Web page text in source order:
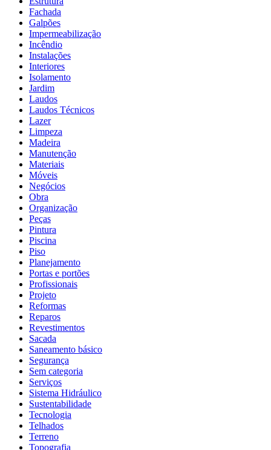
Fachada
Galpões
Impermeabilização
Incêndio
Instalações
Interiores
Isolamento
Jardim
Laudos
Laudos Técnicos
Lazer
Limpeza
Madeira
Manutenção
Materiais
Móveis
Negócios
Obra
Organização
Peças
Pintura
Piscina
Piso
Planejamento
Portas e portões
Profissionais
Projeto
Reformas
Reparos
Revestimentos
Sacada
Saneamento básico
Segurança
Sem categoria
Serviços
Sistema Hidráulico
Sustentabilidade
Tecnologia
Telhados
Terreno
Topografia